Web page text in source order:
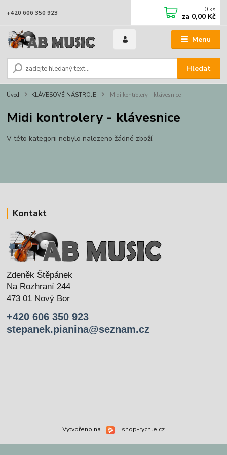
Menu
Hledat
+420 606 350 923 0 ks
za 0,00 Kč
Úvod KLÁVESOVÉ NÁSTROJE Midi kontrolery - klávesnice
Midi kontrolery - klávesnice
V této kategorii nebylo nalezeno žádné zboží.
Kontakt
Zdeněk Štěpánek
Na Rozhraní 244
473 01 Nový Bor
+420 606 350 923
stepanek.pianina@seznam.cz
Vytvořeno na Eshop-rychle.cz